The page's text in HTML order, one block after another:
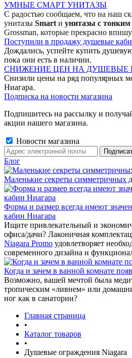
УМНЫЕ СМАРТ УНИТАЗЫ
С радостью сообщаем, что на наш
унитазы Smart и унитазы с
Grossman, которые прекрасно
Поступили в продажу душевые
Дождались, успейте купить
пока они есть в наличии.
СНИЖЕНИЕ ЦЕН НА ДУШЕВЫЕ
Снизили цены на ряд популярных
Ниагара.
Подписка на новости магазина
Подпишитесь на рассылку и
акции нашего магазина.
Новости магазина
Блог
Маленькие секреты симметричных
Форма и размер всегда имеют
кабин Ниагара
Ищите привлекательный и
офиса/дачи? Лаконичная
Niagara Promo удовлетворяет
современного дизайна и
Когда и зачем в ванной комнате
Возможно, вашей мечтой была
тропическим «ливнем» или
ног как в санатории?
Главная страница
•
Каталог товаров
•
Душевые ограждения Niagara